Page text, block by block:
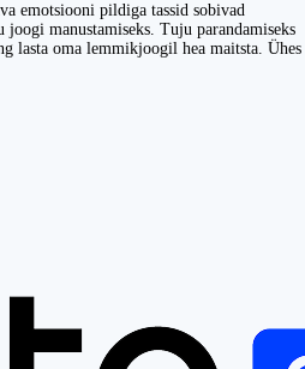
emotsiooni pildiga tassid sobivad
manustamiseks. Tuju parandamiseks
lasta oma lemmikjoogil hea maitsta. Ühes